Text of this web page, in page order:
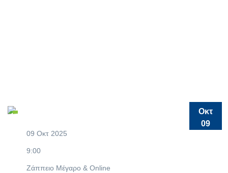
Οκτ
09
09 Οκτ 2025
9:00
Ζάππειο Μέγαρο & Online